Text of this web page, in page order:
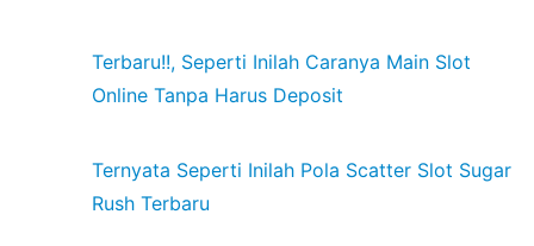
Terbaru!!, Seperti Inilah Caranya Main Slot
Online Tanpa Harus Deposit
Ternyata Seperti Inilah Pola Scatter Slot Sugar
Rush Terbaru